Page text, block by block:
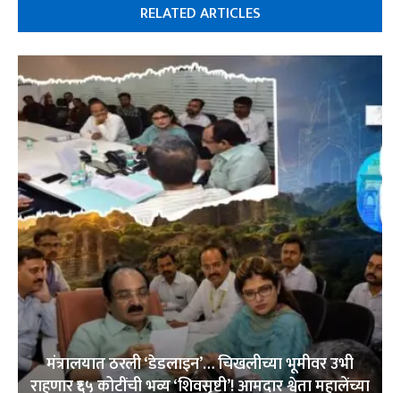
RELATED ARTICLES
मंत्रालयात ठरली ‘डेडलाइन’… चिखलीच्या भूमीवर उभी
राहणार ₹६५ कोटींची भव्य ‘शिवसृष्टी’! आमदार श्वेता महालेंच्या